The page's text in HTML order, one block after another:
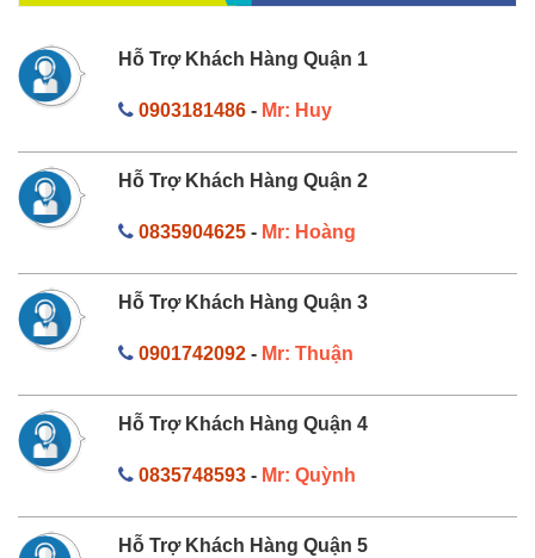
Hỗ Trợ Khách Hàng Quận 1
0903181486- Mr: Huy
Hỗ Trợ Khách Hàng Quận 2
0835904625- Mr: Hoàng
Hỗ Trợ Khách Hàng Quận 3
0901742092- Mr: Thuận
Hỗ Trợ Khách Hàng Quận 4
0835748593- Mr: Quỳnh
Hỗ Trợ Khách Hàng Quận 5